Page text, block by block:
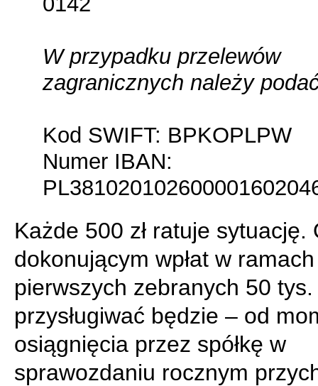
W przypadku przelewów
zagranicznych należy
Kod SWIFT: BPKOPLPW
Numer IBAN:
Każde 500 zł ratuje sytuację.
dokonującym wpłat w ramach
pierwszych zebranych 50 tys.
przysługiwać będzie – od
osiągnięcia przez spółkę w
sprawozdaniu rocznym